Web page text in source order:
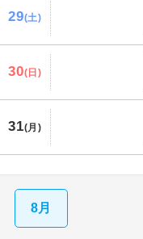
29(土)
30(日)
31(月)
8月